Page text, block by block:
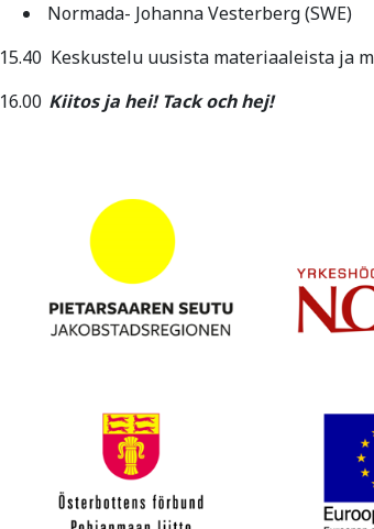
Normada- Johanna Vesterberg (SWE)
15.40 Keskustelu uusista materiaaleista ja
16.00 Kiitos ja hei! Tack och hej!